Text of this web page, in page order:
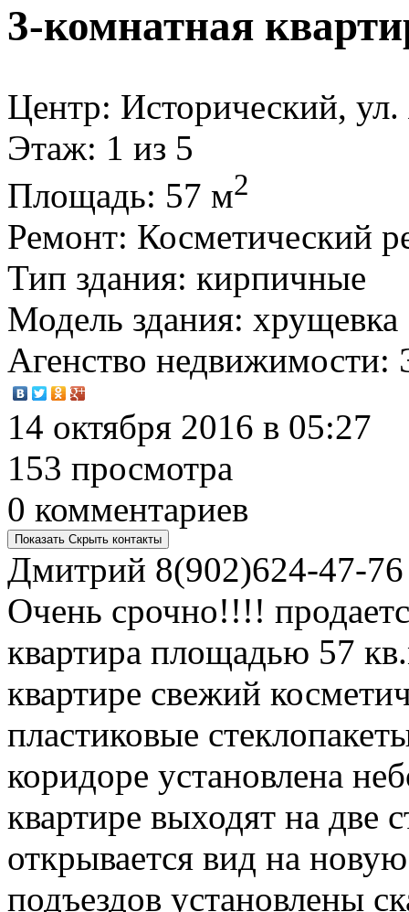
3-комнатная
Центр: Исторический, ул.
Этаж: 1 из 5
Площадь: 57 м2
Ремонт: Косметический
Тип здания: кирпичные
Модель здания: хрущевка
Агенство недвижимости:
14 октября 2016 в 05:27
153 просмотра
0 комментариев
Показать Скрыть контакты
Дмитрий 8(902)624-47-76
Очень срочно!!!!
квартира площадью 57
квартире свежий
пластиковые
коридоре установлена
квартире выходят на
открывается вид на
подъездов установлены